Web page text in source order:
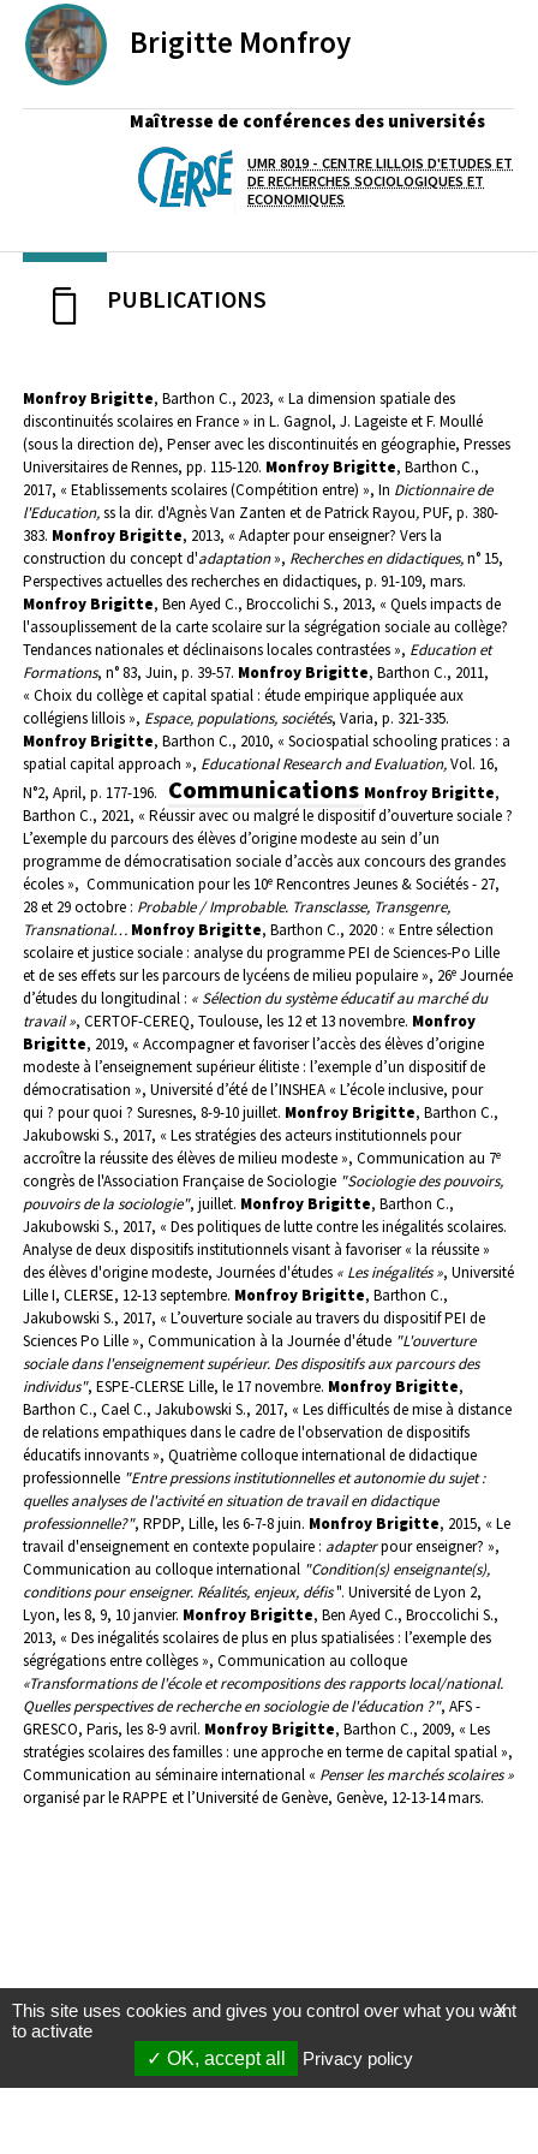
Brigitte Monfroy
Maîtresse de conférences des universités
Laboratoire / équipe
UMR 8019 - CENTRE LILLOIS D'ETUDES ET
DE RECHERCHES SOCIOLOGIQUES ET
ECONOMIQUES
PUBLICATIONS
Monfroy Brigitte, Barthon C., 2023, « La dimension spatiale des
discontinuités scolaires en France » in L. Gagnol, J. Lageiste et F. Moullé
(sous la direction de), Penser avec les discontinuités en géographie, Presses
Universitaires de Rennes, pp. 115-120. Monfroy Brigitte, Barthon C.,
2017, « Etablissements scolaires (Compétition entre) », In Dictionnaire de
l'Education,ss la dir. d'Agnès Van Zanten et de Patrick Rayou,PUF, p. 380-
383. Monfroy Brigitte, 2013, « Adapter pour enseigner? Vers la
construction du concept d'adaptation», Recherches en didactiques,n° 15,
Perspectives actuelles des recherches en didactiques, p. 91-109, mars.
Monfroy Brigitte, Ben Ayed C., Broccolichi S., 2013, « Quels impacts de
l'assouplissement de la carte scolaire sur la ségrégation sociale au collège?
Tendances nationales et déclinaisons locales contrastées », Education et
Formations, n° 83, Juin, p. 39-57. Monfroy Brigitte, Barthon C., 2011,
« Choix du collège et capital spatial : étude empirique appliquée aux
collégiens lillois », Espace, populations, sociétés, Varia, p. 321-335.
Monfroy Brigitte, Barthon C., 2010, « Sociospatial schooling pratices : a
spatial capital approach », Educational Research and Evaluation,Vol. 16,
N°2, April, p. 177-196.
Communications Monfroy Brigitte,
Barthon C., 2021, « Réussir avec ou malgré le dispositif d’ouverture sociale ?
L’exemple du parcours des élèves d’origine modeste au sein d’un
programme de démocratisation sociale d’accès aux concours des grandes
écoles », Communication pour les 10e Rencontres Jeunes & Sociétés - 27,
28 et 29 octobre : Probable / Improbable. Transclasse, Transgenre,
Transnational… Monfroy Brigitte, Barthon C., 2020 : « Entre sélection
scolaire et justice sociale : analyse du programme PEI de Sciences-Po Lille
et de ses effets sur les parcours de lycéens de milieu populaire », 26e Journée
d’études du longitudinal : « Sélection du système éducatif au marché du
travail », CERTOF-CEREQ, Toulouse, les 12 et 13 novembre. Monfroy
Brigitte, 2019, « Accompagner et favoriser l’accès des élèves d’origine
modeste à l’enseignement supérieur élitiste : l’exemple d’un dispositif de
démocratisation », Université d’été de l’INSHEA « L’école inclusive, pour
qui ? pour quoi ? Suresnes, 8-9-10 juillet. Monfroy Brigitte, Barthon C.,
Jakubowski S., 2017, « Les stratégies des acteurs institutionnels pour
accroître la réussite des élèves de milieu modeste », Communication au 7e
congrès de l'Association Française de Sociologie "Sociologie des pouvoirs,
pouvoirs de la sociologie", juillet. Monfroy Brigitte, Barthon C.,
Jakubowski S., 2017, « Des politiques de lutte contre les inégalités scolaires.
Analyse de deux dispositifs institutionnels visant à favoriser « la réussite »
des élèves d'origine modeste, Journées d'études « Les inégalités », Université
Lille I, CLERSE, 12-13 septembre. Monfroy Brigitte, Barthon C.,
Jakubowski S., 2017, « L’ouverture sociale au travers du dispositif PEI de
Sciences Po Lille », Communication à la Journée d'étude "L'ouverture
sociale dans l'enseignement supérieur. Des dispositifs aux parcours des
individus", ESPE-CLERSE Lille, le 17 novembre. Monfroy Brigitte,
Barthon C., Cael C., Jakubowski S., 2017, « Les difficultés de mise à distance
de relations empathiques dans le cadre de l'observation de dispositifs
éducatifs innovants », Quatrième colloque international de didactique
professionnelle "Entre pressions institutionnelles et autonomie du sujet :
quelles analyses de l'activité en situation de travail en didactique
professionnelle?", RPDP, Lille, les 6-7-8 juin. Monfroy Brigitte, 2015, « Le
travail d'enseignement en contexte populaire : adapterpour enseigner? »,
Communication au colloque international "Condition(s) enseignante(s),
conditions pour enseigner. Réalités, enjeux, défis". Université de Lyon 2,
Lyon, les 8, 9, 10 janvier. Monfroy Brigitte, Ben Ayed C., Broccolichi S.,
2013, « Des inégalités scolaires de plus en plus spatialisées : l’exemple des
ségrégations entre collèges », Communication au colloque
«Transformations de l'école et recompositions des rapports local/national.
Quelles perspectives de recherche en sociologie de l'éducation ?", AFS -
GRESCO, Paris, les 8-9 avril. Monfroy Brigitte, Barthon C., 2009, « Les
stratégies scolaires des familles : une approche en terme de capital spatial »,
Communication au séminaire international « Penser les marchés scolaires »
organisé par le RAPPE et l’Université de Genève, Genève, 12-13-14 mars.
X
This site uses cookies and gives you control over what you want
to activate
OK, accept all
Privacy policy